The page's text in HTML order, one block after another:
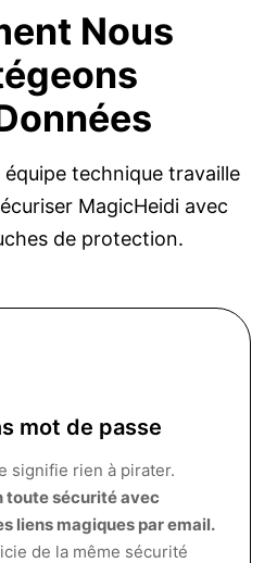
Nous
technique travaille
MagicHeidi avec
de protection.
mot de passe
signifie rien à pirater.
toute sécurité avec
liens magiques par email.
de la même sécurité